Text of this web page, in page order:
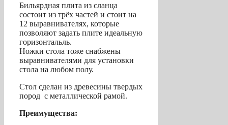
Бильярдная плита из сланца
состоит из трёх частей и стоит на
12 выравнивателях, которые
позволяют задать плите идеальную
горизонтальль.
Ножки стола тоже снабжены
выравнивателями для установки
стола на любом полу.
Стол сделан из древесины твердых
пород с металлической рамой.
Преимущества: